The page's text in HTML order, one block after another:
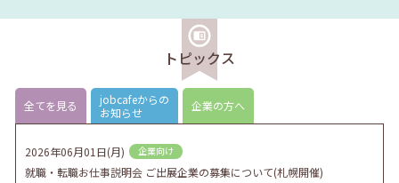
トピックス
全てを見る
jobcafeからの
お知らせ
企業の方へ
2026年06月01日(月) 企業向け
就職・転職お仕事説明会 ご出展企業の募集について(札幌開催)